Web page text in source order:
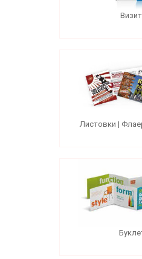
Листовки |